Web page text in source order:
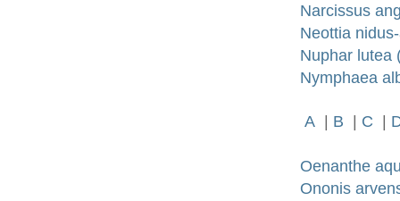
Narcissus
Neottia
Nuphar lutea
Nymphaea
A B C
Oenanthe
Ononis